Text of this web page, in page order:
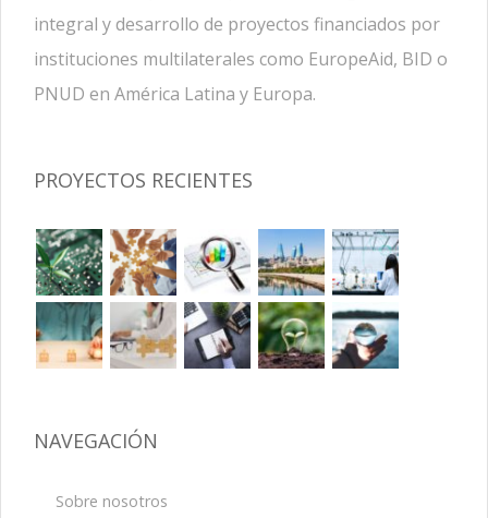
integral y desarrollo de proyectos financiados por
instituciones multilaterales como EuropeAid, BID o
PNUD en América Latina y Europa.
PROYECTOS RECIENTES
NAVEGACIÓN
Sobre nosotros